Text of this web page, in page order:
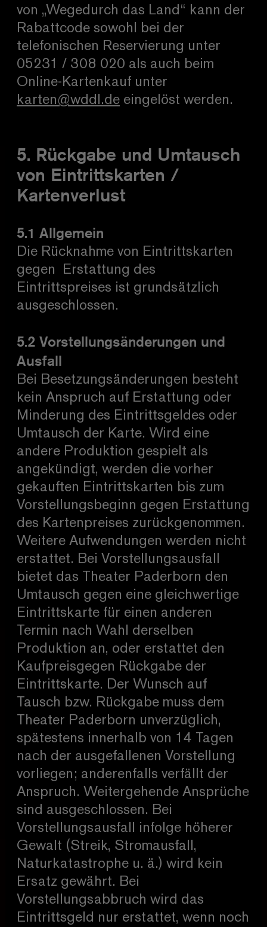
von „Wegedurch das Land“ kann der
Rabattcode sowohl bei der
telefonischen Reservierung unter
05231 / 308 020 als auch beim
Online-Kartenkauf unter
karten@wddl.de eingelöst werden.
5. Rückgabe und Umtausch
von Eintrittskarten /
Kartenverlust
5.1 Allgemein
Die Rücknahme von Eintrittskarten
gegen Erstattung des
Eintrittspreises ist grundsätzlich
ausgeschlossen.
5.2 Vorstellungsänderungen und
Ausfall
Bei Besetzungsänderungen besteht
kein Anspruch auf Erstattung oder
Minderung des Eintrittsgeldes oder
Umtausch der Karte. Wird eine
andere Produktion gespielt als
angekündigt, werden die vorher
gekauften Eintrittskarten bis zum
Vorstellungsbeginn gegen Erstattung
des Kartenpreises zurückgenommen.
Weitere Aufwendungen werden nicht
erstattet. Bei Vorstellungsausfall
bietet das Theater Paderborn den
Umtausch gegen eine gleichwertige
Eintrittskarte für einen anderen
Termin nach Wahl derselben
Produktion an, oder erstattet den
Kaufpreisgegen Rückgabe der
Eintrittskarte. Der Wunsch auf
Tausch bzw. Rückgabe muss dem
Theater Paderborn unverzüglich,
spätestens innerhalb von 14 Tagen
nach der ausgefallenen Vorstellung
vorliegen; anderenfalls verfällt der
Anspruch. Weitergehende Ansprüche
sind ausgeschlossen. Bei
Vorstellungsausfall infolge höherer
Gewalt (Streik, Stromausfall,
Naturkatastrophe u. ä.) wird kein
Ersatz gewährt. Bei
Vorstellungsabbruch wird das
Eintrittsgeld nur erstattet, wenn noch